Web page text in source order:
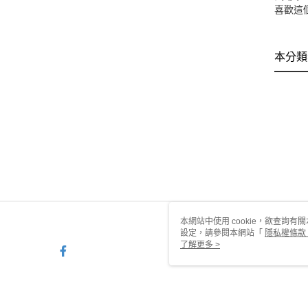
喜歡這
本分
本網站中使用 cookie，欲查詢有
設定，請參閱本網站「 隱私權條款
使用 cookie。
了解更多 >